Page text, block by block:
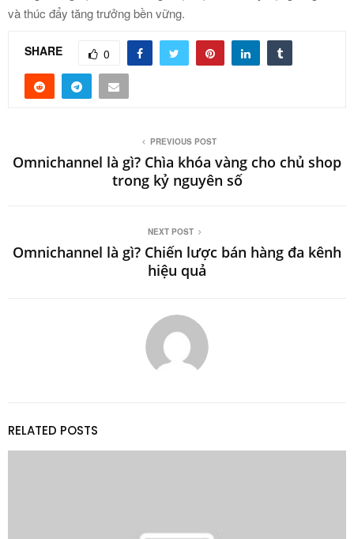
và thúc đẩy tăng trưởng bền vững.
SHARE 0
PREVIOUS POST
Omnichannel là gì? Chìa khóa vàng cho chủ shop
trong kỷ nguyên số
NEXT POST
Omnichannel là gì? Chiến lược bán hàng đa kênh
hiệu quả
RELATED POSTS